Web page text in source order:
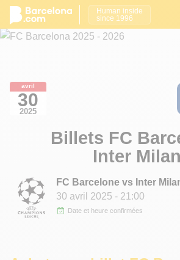
Human inside
since 1996
avril
30
2025
Billets FC
Inter Milan
FC Barcelone vs Inter
30 avril 2025 - 21:00
Date et heure confirmées